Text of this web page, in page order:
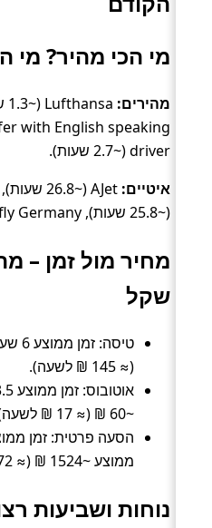
מי הכי מהיר? מי
מהירים:
with English speaking
driver (~2.7 שעות).
איטיים:
(~25.8 שעות), TUI fly Germany (~19.1 שעות).
מחיר מול זמן –
שקל
(≈ 145 ₪ לשעה).
~60 ₪ (≈ 17 ₪ לשעה).
ממוצע ~1524 ₪ (≈ 572 ₪ לשעה).
נוחות ושביעות